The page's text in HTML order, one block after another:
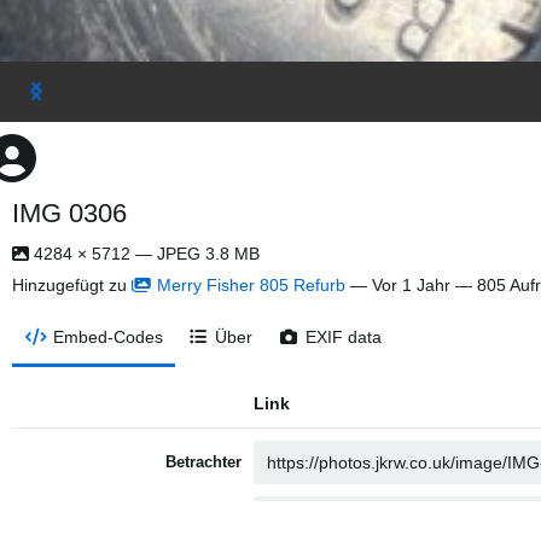
IMG 0306
4284 × 5712 — JPEG 3.8 MB
Hinzugefügt zu
Merry Fisher 805 Refurb — Vor 1 Jahr — 805
Embed-Codes Über EXIF data
Link
Betrachter